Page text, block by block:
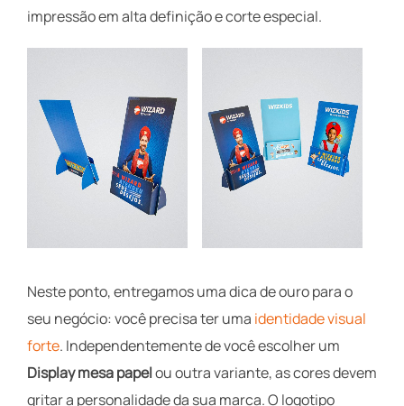
impressão em alta definição e corte especial.
Neste ponto, entregamos uma dica de ouro para o
seu negócio: você precisa ter uma identidade visual
forte. Independentemente de você escolher um
Display mesa papelou outra variante, as cores devem
gritar a personalidade da sua marca. O logotipo